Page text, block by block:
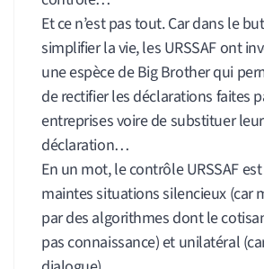
Et ce n’est pas tout. Car dans le
simplifier la vie, les URSSAF ont
une espèce de Big Brother qui
de rectifier les déclarations faites
entreprises voire de substituer
déclaration…
En un mot, le contrôle URSSAF
maintes situations silencieux (car
par des algorithmes dont le
pas connaissance) et unilatéral